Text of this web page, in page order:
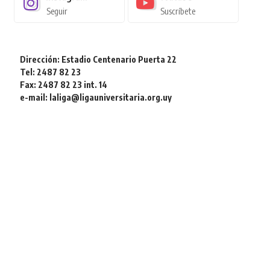
Seguir Suscríbete
Dirección: Estadio Centenario Puerta 22
Tel: 2487 82 23
Fax: 2487 82 23 int. 14
e-mail: laliga@ligauniversitaria.org.uy